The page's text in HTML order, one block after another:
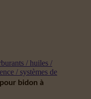
/ huiles /
/ systèmes de
bidon à